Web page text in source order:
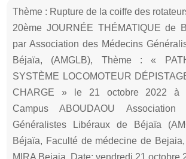
Thème : Rupture de la coiffe des
20ème JOURNÉE THÉMATIQUE de
par Association des Médecins
Béjaïa, (AMGLB), Thème : «
SYSTÈME LOCOMOTEUR
CHARGE » le 21 octobre 2022 à
Campus ABOUDAOU
Généralistes Libéraux de Béjaïa
Béjaïa, Faculté de médecine de
MIRA Bejaia, Date: vendredi 21 octobre